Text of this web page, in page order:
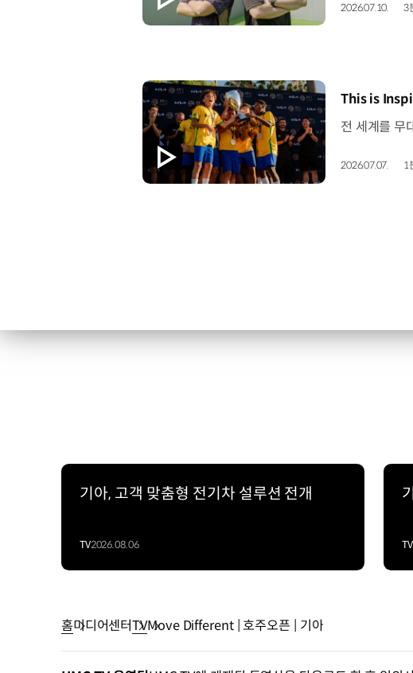
2026.07.10. 3
[동영상]
This is
2026.07.07. 1
기아, 고객 맞춤형 전기차 설루션 전개
TV2026.08.06 TV
홈미디어센터TVMove Different | 호주오픈 | 기아